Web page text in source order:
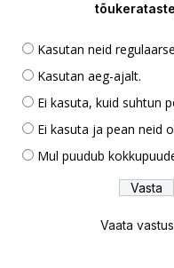
Kasutan neid
Kasutan aeg-ajalt.
Ei kasuta, kuid suhtun
Ei kasuta ja pean neid
Mul puudub
Vaata